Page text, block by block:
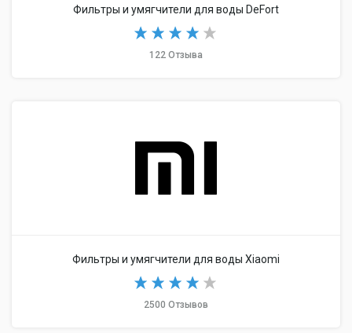
Фильтры и умягчители для воды DeFort
122 Отзыва
Фильтры и умягчители для воды Xiaomi
2500 Отзывов